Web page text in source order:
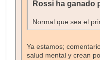
Rossi ha ganado
Normal que sea el
Ya estamos;
salud mental y crean